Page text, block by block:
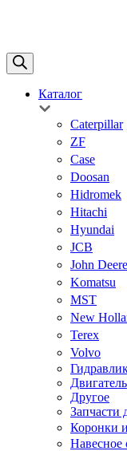
Каталог
Caterpillar
ZF
Case
Doosan
Hidromek
Hitachi
Hyundai
JCB
John Deere
Komatsu
MST
New
Terex
Volvo
Двигатель
Другое
Запчасти
Коронки
Навесное